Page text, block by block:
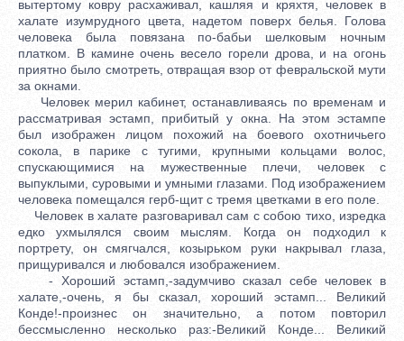
вытертому ковру расхаживал, кашляя и кряхтя, человек в
халате изумрудного цвета, надетом поверх белья. Голова
человека была повязана по-бабьи шелковым ночным
платком. В камине очень весело горели дрова, и на огонь
приятно было смотреть, отвращая взор от февральской мути
за окнами.
Человек мерил кабинет, останавливаясь по временам и
рассматривая эстамп, прибитый у окна. На этом эстампе
был изображен лицом похожий на боевого охотничьего
сокола, в парике с тугими, крупными кольцами волос,
спускающимися на мужественные плечи, человек с
выпуклыми, суровыми и умными глазами. Под изображением
человека помещался герб-щит с тремя цветками в его поле.
Человек в халате разговаривал сам с собою тихо, изредка
едко ухмылялся своим мыслям. Когда он подходил к
портрету, он смягчался, козырьком руки накрывал глаза,
прищуривался и любовался изображением.
- Хороший эстамп,-задумчиво сказал себе человек в
халате,-очень, я бы сказал, хороший эстамп... Великий
Конде!-произнес он значительно, а потом повторил
бессмысленно несколько раз:-Великий Конде... Великий